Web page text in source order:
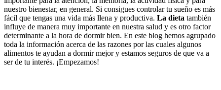
nuestro bienestar, en general. Si consigues controlar tu sueño es más
fácil que tengas una vida más llena y productiva. La dieta también
influye de manera muy importante en nuestra salud y es otro factor
determinante a la hora de dormir bien. En este blog hemos agrupado
toda la información acerca de las razones por las cuales algunos
alimentos te ayudan a dormir mejor y estamos seguros de que va a
ser de tu interés. ¡Empezamos!